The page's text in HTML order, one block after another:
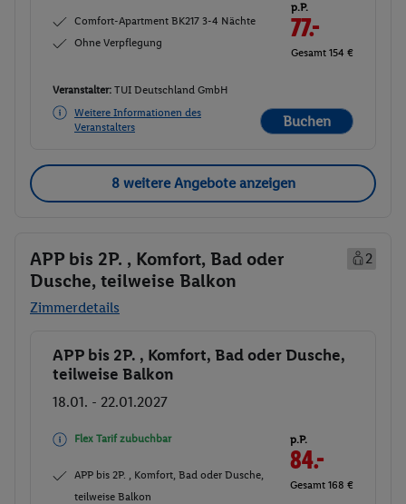
Comfort-Apartment BK217 3-4 Nächte
Ohne Verpflegung
p.P.
77.-
Gesamt 154 €
Veranstalter: TUI Deutschland GmbH
Weitere Informationen des
Veranstalters
Buchen
8 weitere Angebote anzeigen
APP bis 2P. , Komfort, Bad oder
Dusche, teilweise Balkon
2
Zimmerdetails
Buchen
APP bis 2P. , Komfort, Bad oder Dusche,
teilweise Balkon
18.01. - 22.01.2027
Flex Tarif zubuchbar
APP bis 2P. , Komfort, Bad oder Dusche,
teilweise Balkon
p.P.
84.-
Gesamt 168 €